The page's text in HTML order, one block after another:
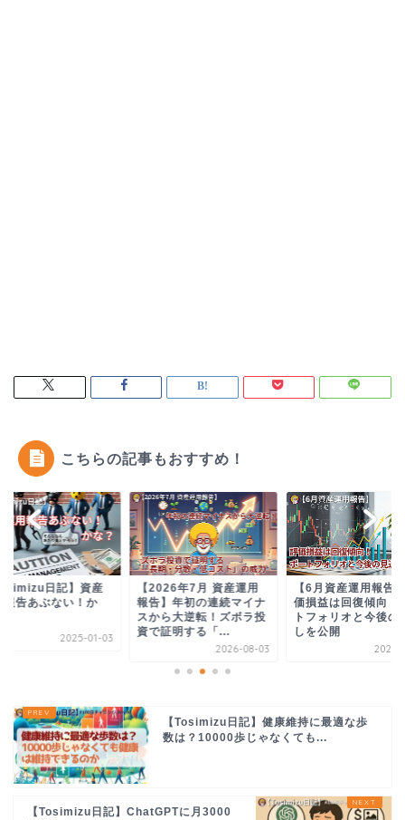
こちらの記事もおすすめ！
日記】資産
報告あぶない！か
2025-01-03
【2026年7月 資産運用
報告】年初の連続マイナ
スから大逆転！ズボラ投
資で証明する「...
2026-08-03
【6月資産運用報告
価損益は回復傾向！
トフォリオと今後の
しを公開
2025-
【Tosimizu日記】健康維持に最適な歩
数は？10000歩じゃなくても...
【Tosimizu日記】ChatGPTに月3000